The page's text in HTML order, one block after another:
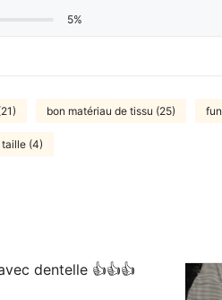
5%
bon matériau de tissu (25)
(4)
dentelle 👍👍👍